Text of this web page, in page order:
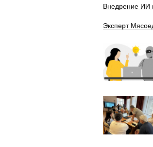
Внедрение ИИ
Эксперт